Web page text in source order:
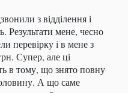
з відділення і
Результати мене, чесно
перевірку і в мене з
Супер, але ці
в тому, що знято повну
А що саме